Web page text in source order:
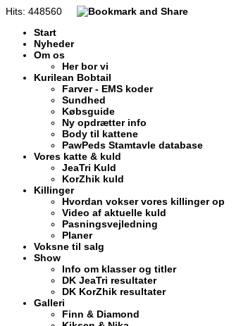
Hits: 448560
Start
Nyheder
Om os
Her bor vi
Kurilean Bobtail
Farver - EMS koder
Sundhed
Købsguide
Ny opdrætter info
Body til kattene
PawPeds Stamtavle database
Vores katte & kuld
JeaTri Kuld
KorZhik kuld
Killinger
Hvordan vokser vores killinger op
Video af aktuelle kuld
Pasningsvejledning
Planer
Voksne til salg
Show
Info om klasser og titler
DK JeaTri resultater
DK KorZhik resultater
Galleri
Finn & Diamond